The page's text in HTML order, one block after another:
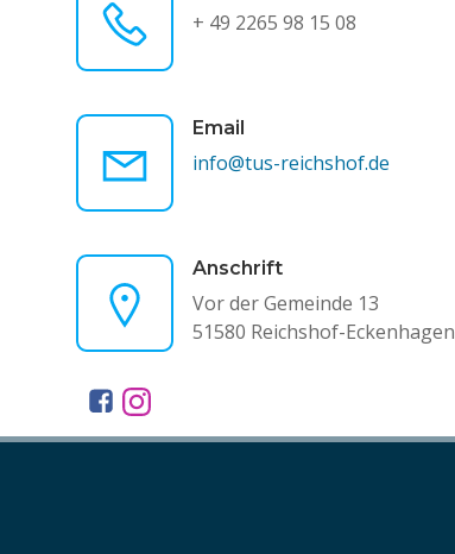
+ 49 2265 98 15 08
Email
info@tus-reichshof.de
Anschrift
Vor der Gemeinde 13
51580 Reichshof-Eckenhagen